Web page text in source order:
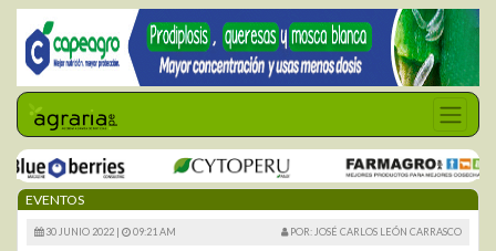
EVENTOS
30 JUNIO 2022 | 09:21 AM POR: JOSÉ CARLOS LEÓN CARRASCO